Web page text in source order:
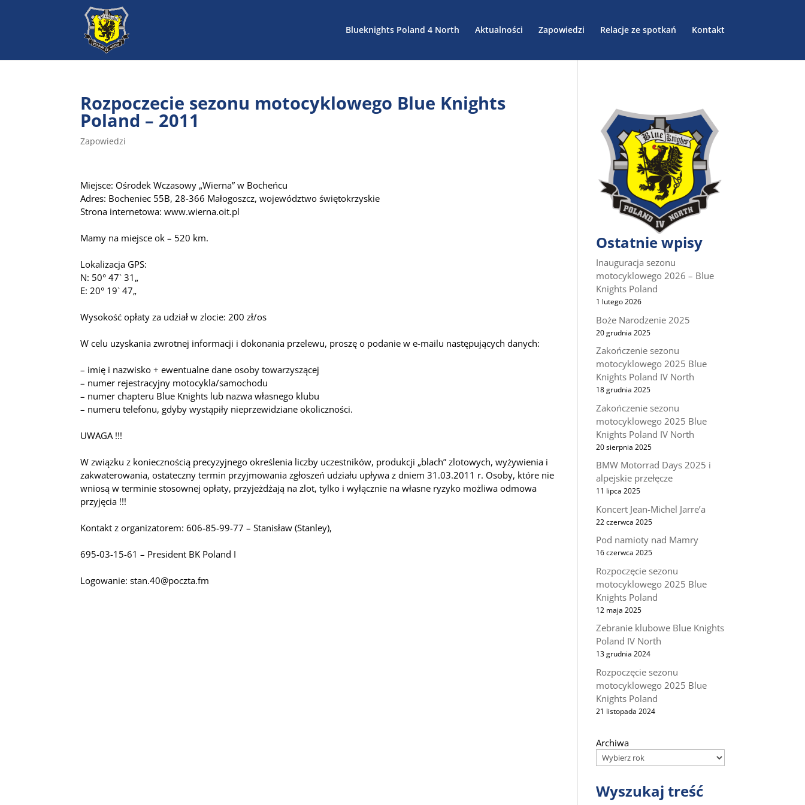
Blueknights Poland 4 North Aktualności Zapowiedzi Relacje ze spotkań Kontakt
Rozpoczecie sezonu motocyklowego Blue Knights
Poland – 2011
Zapowiedzi
Miejsce: Ośrodek Wczasowy „Wierna” w Bocheńcu
Adres: Bocheniec 55B, 28-366 Małogoszcz, województwo świętokrzyskie
Strona internetowa: www.wierna.oit.pl
Mamy na miejsce ok – 520 km.
Lokalizacja GPS:
N: 50° 47` 31„
E: 20° 19` 47„
Wysokość opłaty za udział w zlocie: 200 zł/os
W celu uzyskania zwrotnej informacji i dokonania przelewu, proszę o podanie w e-mailu następujących danych:
– imię i nazwisko + ewentualne dane osoby towarzyszącej
– numer rejestracyjny motocykla/samochodu
– numer chapteru Blue Knights lub nazwa własnego klubu
– numeru telefonu, gdyby wystąpiły nieprzewidziane okoliczności.
UWAGA !!!
W związku z koniecznością precyzyjnego określenia liczby uczestników, produkcji „blach” zlotowych, wyżywienia i
zakwaterowania, ostateczny termin przyjmowania zgłoszeń udziału upływa z dniem 31.03.2011 r. Osoby, które nie
wniosą w terminie stosownej opłaty, przyjeżdżają na zlot, tylko i wyłącznie na własne ryzyko możliwa odmowa
przyjęcia !!!
Kontakt z organizatorem: 606-85-99-77 – Stanisław (Stanley),
695-03-15-61 – President BK Poland I
Logowanie:stan.40@poczta.fm
Ostatnie wpisy
Inauguracja sezonu
motocyklowego 2026 – Blue
Knights Poland
1 lutego 2026
Boże Narodzenie 2025
20 grudnia 2025
Zakończenie sezonu
motocyklowego 2025 Blue
Knights Poland IV North
18 grudnia 2025
Zakończenie sezonu
motocyklowego 2025 Blue
Knights Poland IV North
20 sierpnia 2025
BMW Motorrad Days 2025 i
alpejskie przełęcze
11 lipca 2025
Koncert Jean-Michel Jarre’a
22 czerwca 2025
Pod namioty nad Mamry
16 czerwca 2025
Rozpoczęcie sezonu
motocyklowego 2025 Blue
Knights Poland
12 maja 2025
Zebranie klubowe Blue Knights
Poland IV North
13 grudnia 2024
Rozpoczęcie sezonu
motocyklowego 2025 Blue
Knights Poland
21 listopada 2024
Archiwa
Wyszukaj treść